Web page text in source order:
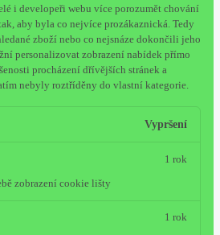
i developeři webu více porozumět chování
aby byla co nejvíce prozákaznická. Tedy
zboží nebo co nejsnáze dokončili jeho
personalizovat zobrazení nabídek přímo
procházení dřívějších stránek a
nebyly roztříděny do vlastní kategorie.
Vypršení
zobrazení cookie lišty
1 rok
1 rok